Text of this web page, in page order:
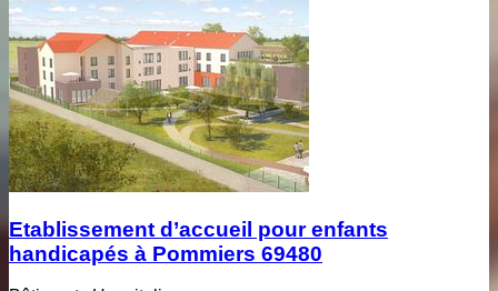
Etablissement d’accueil pour enfants
handicapés à Pommiers 69480